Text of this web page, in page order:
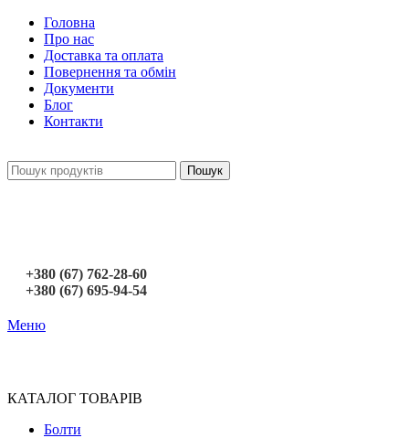
Головна
Про нас
Доставка та оплата
Повернення та обмін
Документи
Блог
Контакти
Пошук
+380 (67) 762-28-60
+380 (67) 695-94-54
Меню
КАТАЛОГ ТОВАРІВ
Болти